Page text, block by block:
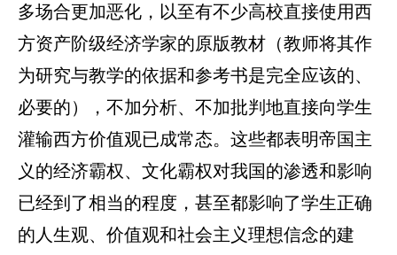
多场合更加恶化，以至有不少高校直接使用西
方资产阶级经济学家的原版教材（教师将其作
为研究与教学的依据和参考书是完全应该的、
必要的），不加分析、不加批判地直接向学生
灌输西方价值观已成常态。这些都表明帝国主
义的经济霸权、文化霸权对我国的渗透和影响
已经到了相当的程度，甚至都影响了学生正确
的人生观、价值观和社会主义理想信念的建